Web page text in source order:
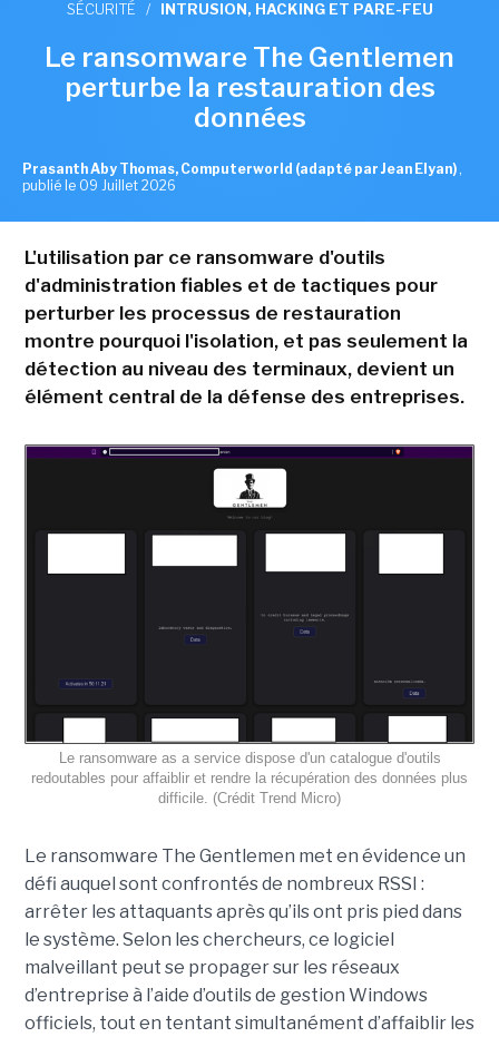
SÉCURITÉ / INTRUSION, HACKING ET PARE-FEU
Le ransomware The Gentlemen
perturbe la restauration des
données
Prasanth Aby Thomas, Computerworld (adapté par Jean Elyan) ,
publié le 09 Juillet 2026
L'utilisation par ce ransomware d'outils
d'administration fiables et de tactiques pour
perturber les processus de restauration
montre pourquoi l'isolation, et pas seulement la
détection au niveau des terminaux, devient un
élément central de la défense des entreprises.
Le ransomware as a service dispose d'un catalogue d'outils
redoutables pour affaiblir et rendre la récupération des données plus
difficile. (Crédit Trend Micro)
Le ransomware The Gentlemen met en évidence un
défi auquel sont confrontés de nombreux RSSI :
arrêter les attaquants après qu’ils ont pris pied dans
le système. Selon les chercheurs, ce logiciel
malveillant peut se propager sur les réseaux
d’entreprise à l’aide d’outils de gestion Windows
officiels, tout en tentant simultanément d’affaiblir les